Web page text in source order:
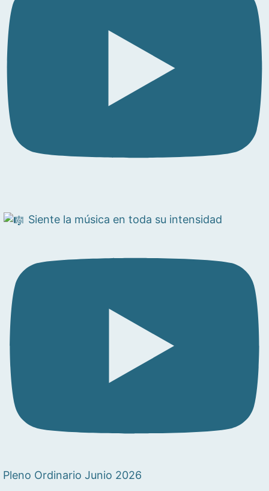
Siente la música en toda su intensidad
Pleno Ordinario Junio 2026